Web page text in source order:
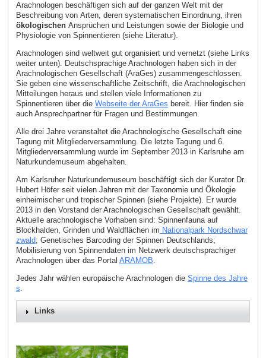
Arachnologen beschäftigen sich auf der ganzen Welt mit der
Beschreibung von Arten, deren systematischen Einordnung, ihren
ökologischen Ansprüchen und Leistungen sowie der Biologie und
Physiologie von Spinnentieren (siehe Literatur).
Arachnologen sind weltweit gut organisiert und vernetzt (siehe Links
weiter unten). Deutschsprachige Arachnologen haben sich in der
Arachnologischen Gesellschaft (AraGes) zusammengeschlossen.
Sie geben eine wissenschaftliche Zeitschrift, die Arachnologischen
Mitteilungen heraus und stellen viele Informationen zu
Spinnentieren über die Webseite der AraGes bereit. Hier finden sie
auch Ansprechpartner für Fragen und Bestimmungen.
Alle drei Jahre veranstaltet die Arachnologische Gesellschaft eine
Tagung mit Mitgliederversammlung. Die letzte Tagung und 6.
Mitgliederversammlung wurde im September 2013 in Karlsruhe am
Naturkundemuseum abgehalten.
Am Karlsruher Naturkundemuseum beschäftigt sich der Kurator Dr.
Hubert Höfer seit vielen Jahren mit der Taxonomie und Ökologie
einheimischer und tropischer Spinnen (siehe Projekte). Er wurde
2013 in den Vorstand der Arachnologischen Gesellschaft gewählt.
Aktuelle arachnologische Vorhaben sind: Spinnenfauna auf
Blockhalden, Grinden und Waldflächen im Nationalpark Nordschwar
zwald; Genetisches Barcoding der Spinnen Deutschlands;
Mobilisierung von Spinnendaten im Netzwerk deutschsprachiger
Arachnologen über das Portal ARAMOB
Jedes Jahr wählen europäische Arachnologen die Spinne des Jahre
s
Links